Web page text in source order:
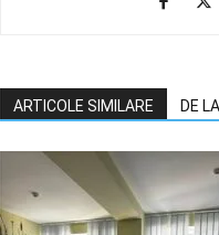
ARTICOLE SIMILARE DE